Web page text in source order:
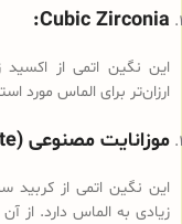
Cubic Zirconia:
این نگین اتمی از
ارزان‌تر برای الماس مورد
موزانایت مصنوعی (Moissanite):
این نگین اتمی از
زیادی به الماس دارد. از